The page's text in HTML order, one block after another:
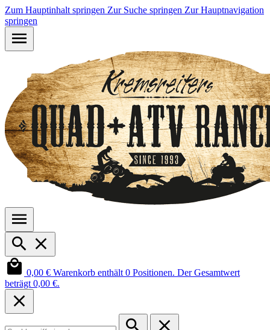
Zum Hauptinhalt springen Zur Suche springen Zur Hauptnavigation
springen
0,00 € Warenkorb enthält 0 Positionen. Der Gesamtwert
beträgt 0,00 €.